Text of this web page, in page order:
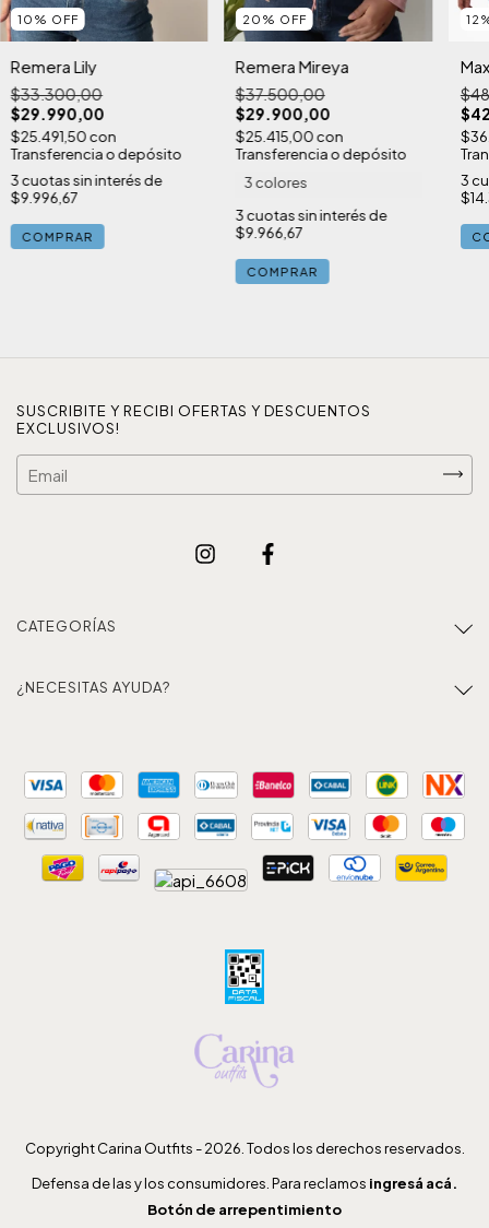
10 % OFF
Remera Lily
$33.300,00
$29.990,00
$25.491,50con
Transferencia o depósito
3cuotas sin interés de
$9.996,67
COMPRAR
20 % OFF
Remera Mireya
$37.500,00
$29.900,00
$25.415,00con
Transferencia o depósito
3 colores
3cuotas sin interés de
$9.966,67
COMPRAR
12
3
SUSCRIBITE Y RECIBI OFERTAS Y DESCUENTOS
EXCLUSIVOS!
CATEGORÍAS
¿NECESITAS AYUDA?
Copyright Carina Outfits - 2026. Todos los derechos reservados.
Defensa de las y los consumidores. Para reclamos ingresá acá.
Botón de arrepentimiento